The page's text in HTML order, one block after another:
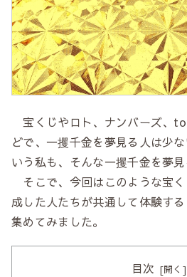
宝くじやロト、ナンバーズ、
どで、一攫千金を夢見る人は少
いう私も、そんな一攫千金を夢見
そこで、今回はこのような宝
成した人たちが共通して体験す
集めてみました。
目次